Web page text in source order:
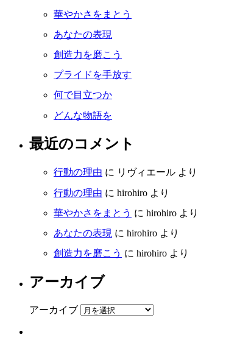
華やかさをまとう
あなたの表現
創造力を磨こう
プライドを手放す
何で目立つか
どんな物語を
最近のコメント
行動の理由 に リヴィエール より
行動の理由 に hirohiro より
華やかさをまとう に hirohiro より
あなたの表現 に hirohiro より
創造力を磨こう に hirohiro より
アーカイブ
アーカイブ